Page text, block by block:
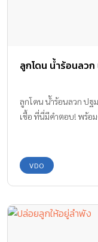
ลูกโดน น้ำร้อนลว
ลูกโดน น้ำร้อนลวก ปฐ
เชื้อ ที่นี่มีคำตอบ! พร้อ
VDO